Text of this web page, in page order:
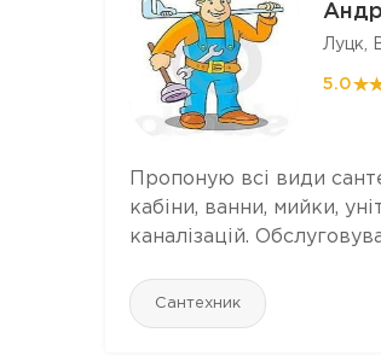
Луцк,
5.0
Пропоную всі види
кабіни, ванни, мийки,
каналізацій.
Сантехник